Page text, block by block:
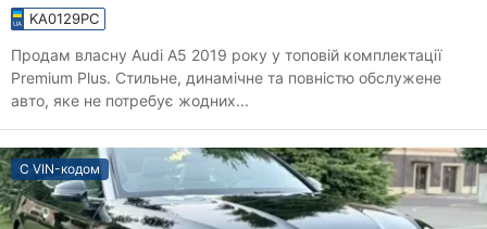
KA0129PC
Продам власну Audi A5 2019 року у топовій комплектації
Premium Plus. Стильне, динамічне та повністю обслужене
авто, яке не потребує жодних...
С VIN-кодом